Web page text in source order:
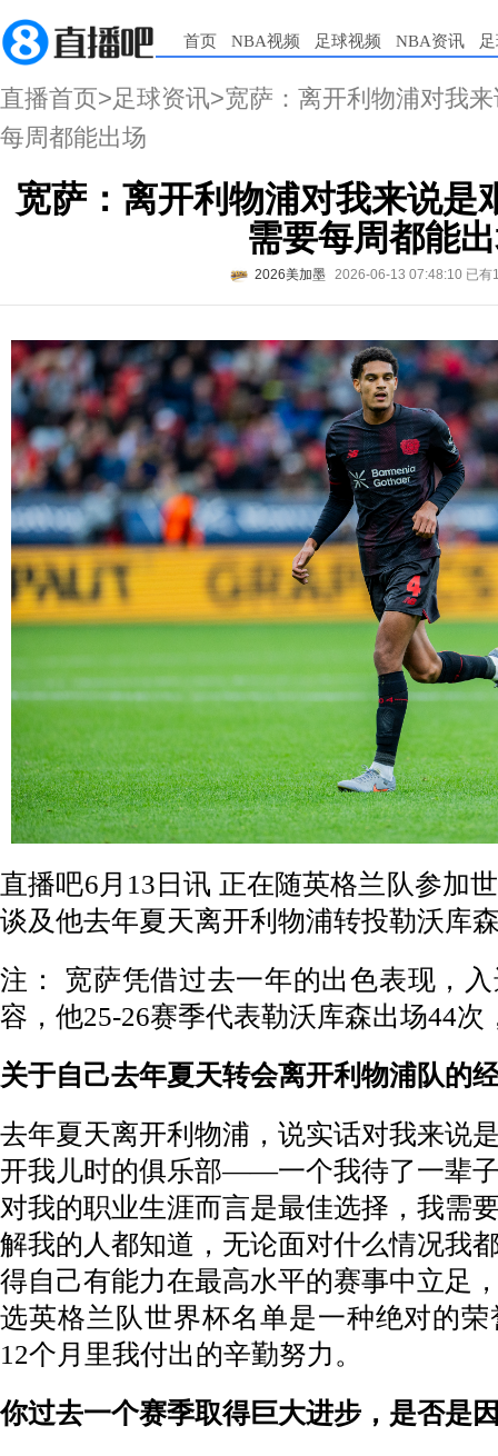
首页 NBA视频 足球视频 NBA资讯
直播首页>足球资讯>宽萨：离开利物浦对我
每周都能出场
宽萨：离开利物浦对我来说是
需要每周都能
2026美加墨 2026-06-13 07:48:10 已有
直播吧6月13日讯 正在随英格兰队参加
谈及他去年夏天离开利物浦转投勒沃库
注： 宽萨凭借过去一年的出色表现，
容，他25-26赛季代表勒沃库森出场44次
关于自己去年夏天转会离开利物浦队的
去年夏天离开利物浦，说实话对我来说
开我儿时的俱乐部——一个我待了一辈
对我的职业生涯而言是最佳选择，我需
解我的人都知道，无论面对什么情况我
得自己有能力在最高水平的赛事中立足
选英格兰队世界杯名单是一种绝对的
12个月里我付出的辛勤努力。
你过去一个赛季取得巨大进步，是否是